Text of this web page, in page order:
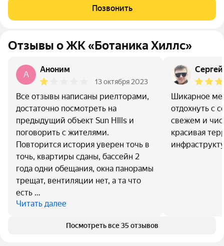
Туапсинского района на берегу Черного моря! Небуг
расположен в устье реки
Позвонить
Отзывы о ЖК «Ботаника Хиллс»
A
Аноним
13 октября 2023
Все отзывы написаны риелторами,
достаточно посмотреть на
предыдущий объект Sun HIlls и
поговорить с жителями.
Повторится история уверен точь в
точь, квартиры сданы, бассейн 2
года одни обещания, окна панорамы
трещат, вентиляции нет, а та что
есть …
Читать далее
Шикарное
отдохнуть с
свежем и
красивая
Посмотреть все 35 отзывов